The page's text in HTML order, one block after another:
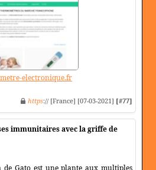
electronique.fr
https:// [France] [07-03-2021] [#77]
immunitaires avec la griffe de